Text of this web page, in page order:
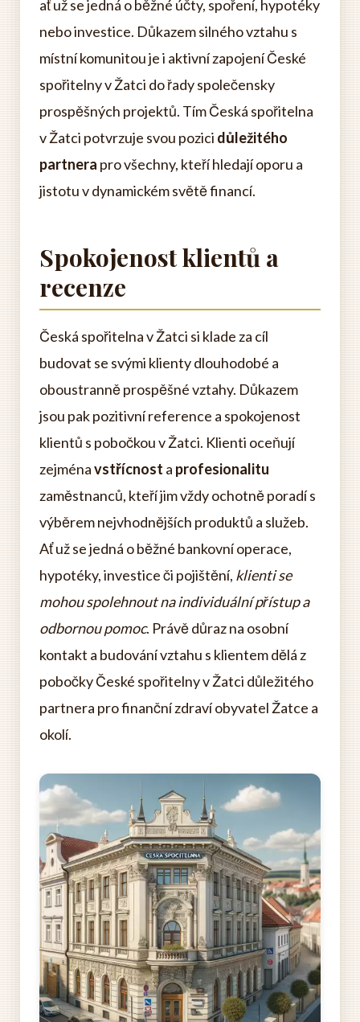
ať už se jedná o běžné účty, spoření, hypotéky
nebo investice. Důkazem silného vztahu s
místní komunitou je i aktivní zapojení České
spořitelny v Žatci do řady společensky
prospěšných projektů. Tím Česká spořitelna
v Žatci potvrzuje svou pozici důležitého
partnera pro všechny, kteří hledají oporu a
jistotu v dynamickém světě financí.
Spokojenost klientů a
recenze
Česká spořitelna v Žatci si klade za cíl
budovat se svými klienty dlouhodobé a
oboustranně prospěšné vztahy. Důkazem
jsou pak pozitivní reference a spokojenost
klientů s pobočkou v Žatci. Klienti oceňují
zejménavstřícnost a profesionalitu
zaměstnanců, kteří jim vždy ochotně poradí s
výběrem nejvhodnějších produktů a služeb.
Ať už se jedná o běžné bankovní operace,
hypotéky, investice či pojištění, klienti se
mohou spolehnout na individuální přístup a
odbornou pomoc. Právě důraz na osobní
kontakt a budování vztahu s klientem dělá z
pobočky České spořitelny v Žatci důležitého
partnera pro finanční zdraví obyvatel Žatce a
okolí.